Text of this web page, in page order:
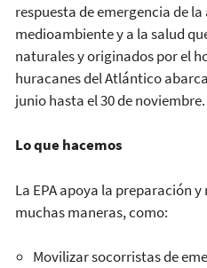
respuesta de emergencia de
medioambiente y a la salud
naturales y originados por el
huracanes del Atlántico
junio hasta el 30 de noviembre.
Lo que hacemos
La EPA apoya la preparación
muchas maneras, como:
Movilizar socorristas de